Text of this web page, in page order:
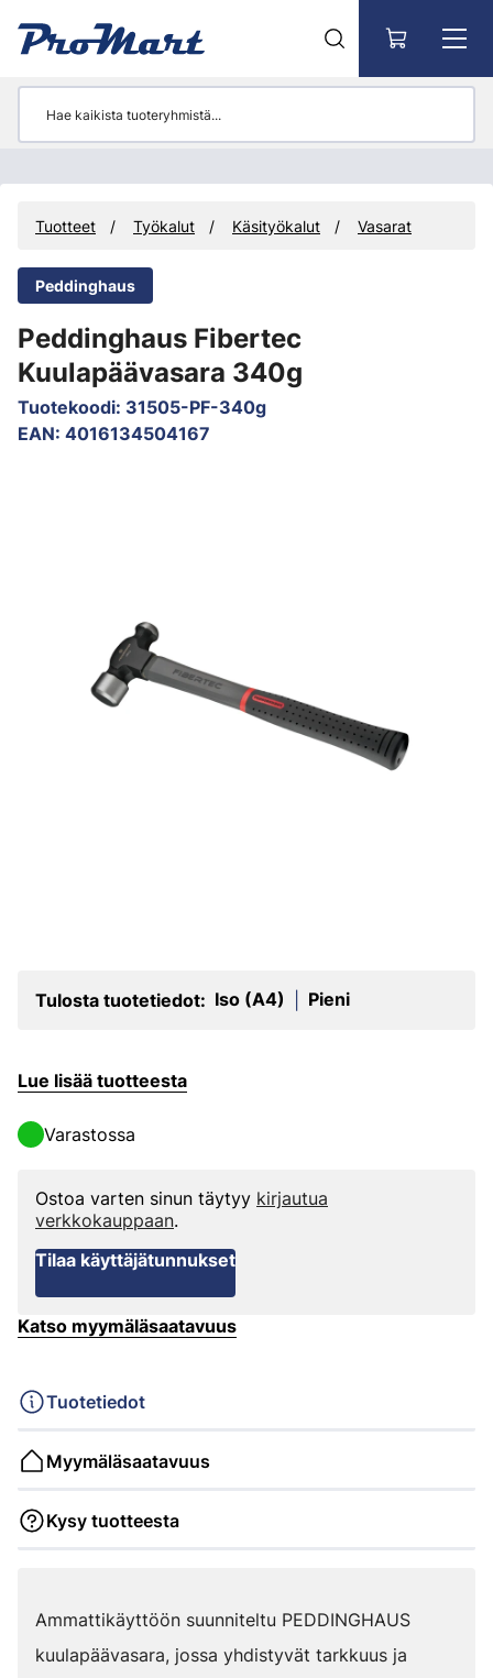
Tuotteet Työkalut Käsityökalut Vasarat
Peddinghaus
Peddinghaus Fibertec
Kuulapäävasara 340g
Tuotekoodi: 31505-PF-340g
EAN: 4016134504167
Tulosta tuotetiedot: Iso (A4) Pieni
Lue lisää tuotteesta
Varastossa
Ostoa varten sinun täytyy kirjautua
verkkokauppaan.
Tilaa käyttäjätunnukset
Katso myymäläsaatavuus
Tuotetiedot
Myymäläsaatavuus
Kysy tuotteesta
Ammattikäyttöön suunniteltu PEDDINGHAUS
kuulapäävasara, jossa yhdistyvät tarkkuus ja